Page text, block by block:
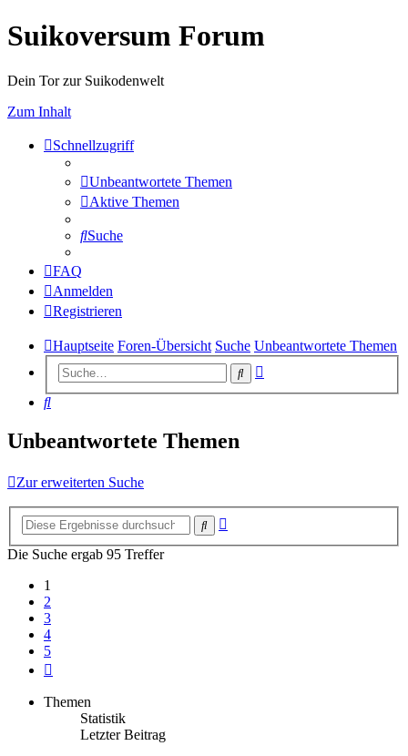
Suikoversum Forum
Dein Tor zur Suikodenwelt
Zum Inhalt
Schnellzugriff
Unbeantwortete Themen
Aktive Themen
Suche
FAQ
Anmelden
Registrieren
Hauptseite Foren-Übersicht Suche Unbeantwortete Themen
Suche
Suche
Unbeantwortete Themen
Zur erweiterten Suche
Suche
Die Suche ergab 95 Treffer
1
2
3
4
5
Themen
Statistik
Letzter Beitrag